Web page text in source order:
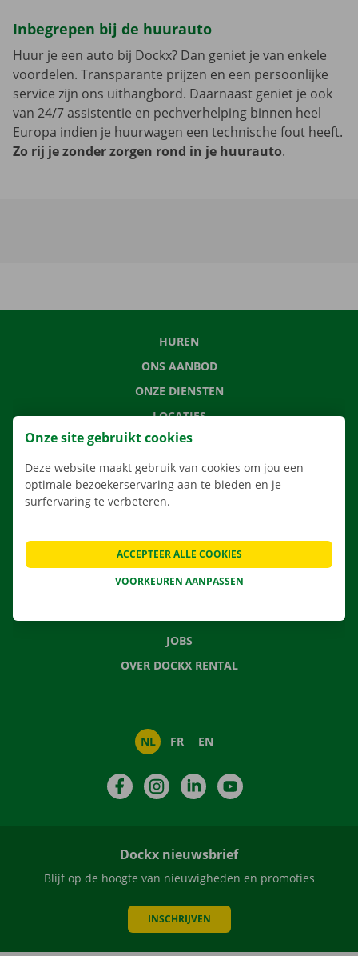
Inbegrepen bij de huurauto
Huur je een auto bij Dockx? Dan geniet je van enkele
voordelen. Transparante prijzen en een persoonlijke
service zijn ons uithangbord. Daarnaast geniet je ook
van 24/7 assistentie en pechverhelping binnen heel
Europa indien je huurwagen een technische fout heeft.
Zo rij je zonder zorgen rond in je huurauto.
HUREN
ONS AANBOD
ONZE DIENSTEN
LOCATIES
APP
VERHUISOPLOSSINGEN
CONTACTEER ONS
VEELGESTELDE VRAGEN
JOBS
OVER DOCKX RENTAL
NL FR EN
FacebookInstagramLinkedIn
Dockx nieuwsbrief
Blijf op de hoogte van nieuwigheden en promoties
INSCHRIJVEN
Onze site gebruikt cookies
Deze website maakt gebruik van cookies om jou een
optimale bezoekerservaring aan te bieden en je
surfervaring te verbeteren.
VOORKEUREN AANPASSEN
ACCEPTEER ALLE COOKIES